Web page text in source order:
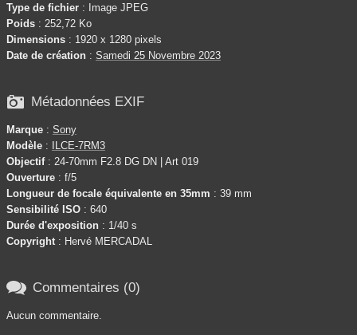
Type de fichier : Image JPEG
Poids : 252,72 Ko
Dimensions : 1920 x 1280 pixels
Date de création : Samedi 25 Novembre 2023
 Métadonnées EXIF
Marque : Sony
Modèle :
ILCE-7RM3
Objectif: 24-70mm F2.8 DG DN | Art 019
Ouverture : f/5
Longueur de focale équivalente en 35mm : 39 mm
Sensibilité ISO : 640
Durée d'exposition : 1/40 s
Copyright : Hervé MERCADAL
 Commentaires (0)
Aucun commentaire.